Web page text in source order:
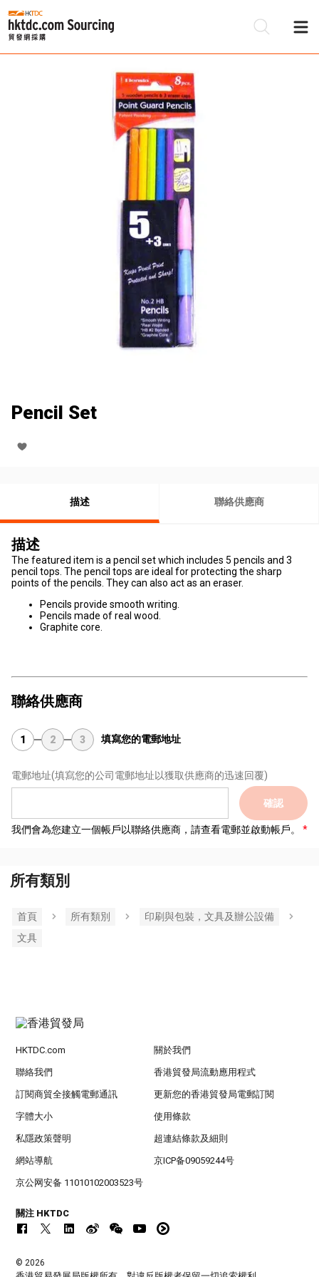
Pencil Set
描述 聯絡供應商
描述
The featured item is a pencil set which includes 5 pencils and 3
pencil tops. The pencil tops are ideal for protecting the sharp
points of the pencils. They can also act as an eraser.
Pencils provide smooth writing.
Pencils made of real wood.
Graphite core.
聯絡供應商
1 2 3 填寫您的電郵地址
電郵地址(填寫您的公司電郵地址以獲取供應商的迅速回覆)
確認
我們會為您建立一個帳戶以聯絡供應商，請查看電郵並啟動帳戶。
所有類別
首頁 所有類別
印刷與包裝，文具及辦公設備
文具
HKTDC.com 關於我們
聯絡我們 香港貿發局流動應用程式
訂閱商貿全接觸電郵通訊 更新您的香港貿發局電郵訂閱
字體大小 使用條款
私隱政策聲明 超連結條款及細則
網站導航 京ICP备09059244号
京公网安备 11010102003523号
關注 HKTDC
© 2026